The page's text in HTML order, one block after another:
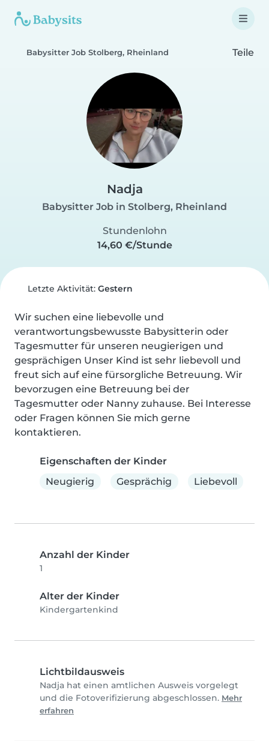
Babysitter Job Stolberg, Rheinland Teile
Nadja
Babysitter Job in Stolberg, Rheinland
Stundenlohn
14,60 €/Stunde
Letzte Aktivität: Gestern
Wir suchen eine liebevolle und
verantwortungsbewusste Babysitterin oder
Tagesmutter für unseren neugierigen und
gesprächigen Unser Kind ist sehr liebevoll und
freut sich auf eine fürsorgliche Betreuung. Wir
bevorzugen eine Betreuung bei der
Tagesmutter oder Nanny zuhause. Bei Interesse
oder Fragen können Sie mich gerne
kontaktieren.
Eigenschaften der Kinder
Neugierig
Gesprächig Liebevoll
Anzahl der Kinder
1
Alter der Kinder
Kindergartenkind
Lichtbildausweis
Nadja hat einen amtlichen Ausweis vorgelegt
und die Fotoverifizierung abgeschlossen. Mehr
erfahren